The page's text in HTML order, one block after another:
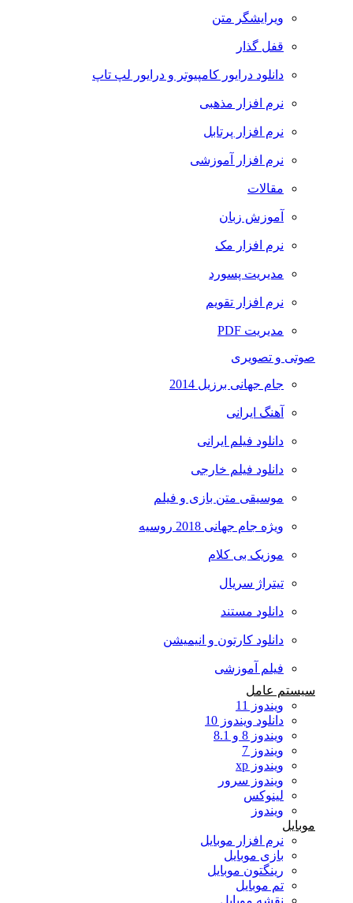
ویرایشگر متن
قفل گذار
دانلود درایور کامپیوتر و درایور لپ تاپ
نرم افزار مذهبی
نرم افزار پرتابل
نرم افزار آموزشی
مقالات
آموزش زبان
نرم افزار مک
مدیریت پسورد
نرم افزار تقویم
مدیریت PDF
صوتی و تصویری
جام جهانی برزیل 2014
آهنگ ایرانی
دانلود فیلم ایرانی
دانلود فیلم خارجی
موسیقی متن بازی و فیلم
ویژه جام جهانی 2018 روسیه
موزیک بی کلام
تیتراژ سریال
دانلود مستند
دانلود کارتون و انیمیشن
فیلم آموزشی
سیستم عامل
ویندوز 11
دانلود ویندوز 10
ویندوز 8 و 8.1
ویندوز 7
ویندوز xp
ویندوز سرور
لینوکس
ویندوز
نرم افزار موبایل
بازی موبایل
رینگتون موبایل
تم موبایل
نقشه موبایل